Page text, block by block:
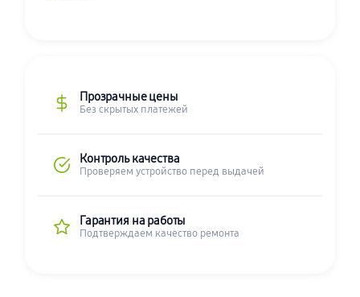
Прозрачные цены
Без скрытых платежей
Контроль качества
Проверяем устройство перед выдачей
Гарантия на работы
Подтверждаем качество ремонта